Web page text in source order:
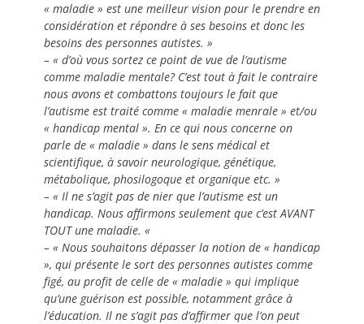
« maladie » est une meilleur vision pour le prendre en
considération et répondre à ses besoins et donc les
besoins des personnes autistes. »
– « d’où vous sortez ce point de vue de l’autisme
comme maladie mentale? C’est tout à fait le contraire
nous avons et combattons toujours le fait que
l’autisme est traité comme « maladie menrale » et/ou
« handicap mental ». En ce qui nous concerne on
parle de « maladie » dans le sens médical et
scientifique, à savoir neurologique, génétique,
métabolique, phosilogoque et organique etc. »
– « Il ne s’agit pas de nier que l’autisme est un
handicap. Nous affirmons seulement que c’est AVANT
TOUT une maladie. «
– « Nous souhaitons dépasser la notion de « handicap
», qui présente le sort des personnes autistes comme
figé, au profit de celle de « maladie » qui implique
qu’une guérison est possible, notamment grâce à
l’éducation. Il ne s’agit pas d’affirmer que l’on peut